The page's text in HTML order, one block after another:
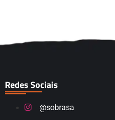
Redes Sociais
@sobrasa